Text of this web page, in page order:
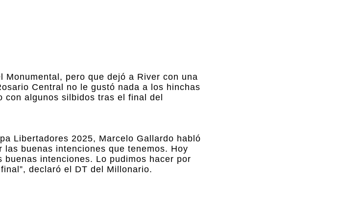
pero que dejó a River con una
Central no le gustó nada a los hinchas
algunos silbidos tras el final del
Libertadores 2025, Marcelo Gallardo habló
buenas intenciones que tenemos. Hoy
intenciones. Lo pudimos hacer por
declaró el DT del Millonario.